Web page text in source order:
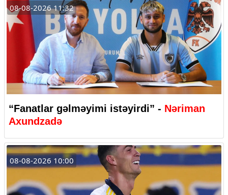
08-08-2026 11:32
“Fanatlar gəlməyimi istəyirdi” - Nəriman
Axundzadə
08-08-2026 10:00